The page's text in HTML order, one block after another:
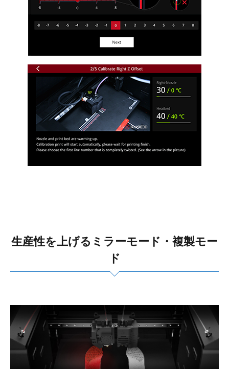
生産性を上げるミラーモード・複製モー
ド